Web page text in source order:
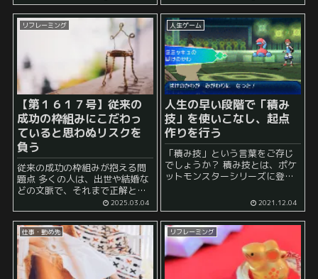
がナンバーワン！」 といった世
界観で生きていた人も、 ...
きていけている人もいます。 前
者の人が後者の人を見ると、
「自由だなあ」 などと感じるか
もし...
リフレーミング
【第１６１７号】従来の
成功の枠組みにこだわっ
ていると思わぬリスクを
負う
従来の成功の枠組みが抱える問
題点 多くの人は、出世や結婚な
どの文脈で、それまで正解とさ
れてきたやり方や枠組みにこだ
わりがちです。 しかし、それは
そもそも競争率も高く実現の難
易度が高い上に、勝ち取れたと
しても長期的に見るとリスク...
2025.03.04
人生ゲーム
人生の早い段階で「積み
技」を使いこなし、起点
作りを行う
「積み技」という言葉をご存じ
でしょうか？ 積み技とは、ポケ
ットモンスターシリーズに登場
に登場する積み技に関する説明
は以下に詳しく書かれています↓
積み技とは･･････ポケモンシ...
2021.12.04
仕事・勤め先 リフレーミング